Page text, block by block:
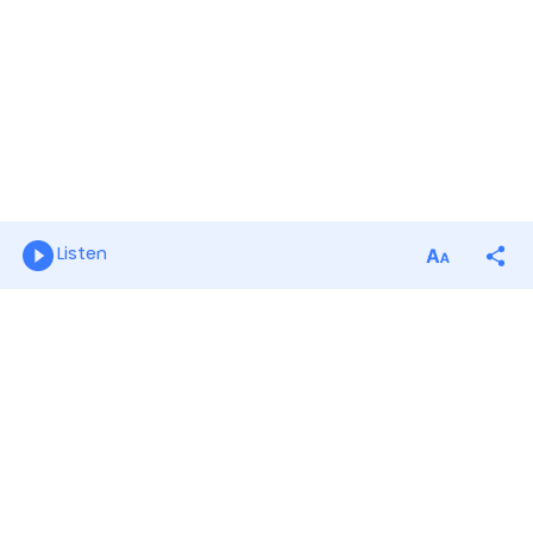
Listen